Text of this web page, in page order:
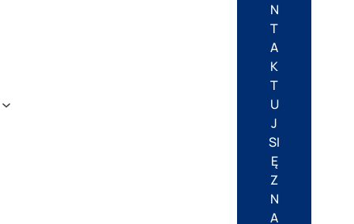
N
T
A
K
T
U
J
SI
Ę
Z
N
A